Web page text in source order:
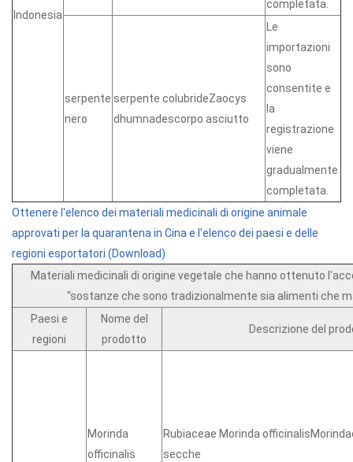
Indonesia
completata.
serpente
nero
serpente colubrideZaocys
dhumnadescorpo asciutto
Le
importazioni
sono
consentite e
la
registrazione
viene
gradualmente
completata.
Ottenere l'elenco dei materiali medicinali di origine animale
approvati per la quarantena in Cina e l'elenco dei paesi e delle
regioni esportatori (Download)
Materiali medicinali di origine vegetale che hanno ottenuto
"sostanze che sono tradizionalmente sia alimenti che
Paesi e
regioni
Nome del
prodotto
Descrizione del
Morinda
officinalis
Rubiaceae Morinda
secche